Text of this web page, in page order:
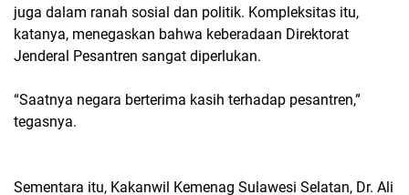
juga dalam ranah sosial dan politik. Kompleksitas itu,
katanya, menegaskan bahwa keberadaan Direktorat
Jenderal Pesantren sangat diperlukan.
“Saatnya negara berterima kasih terhadap pesantren,”
tegasnya.
Sementara itu, Kakanwil Kemenag Sulawesi Selatan, Dr. Ali